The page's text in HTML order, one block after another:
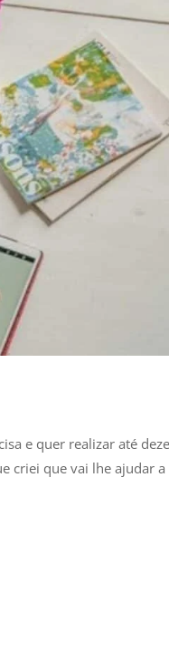
e quer realizar até
criei que vai lhe ajudar